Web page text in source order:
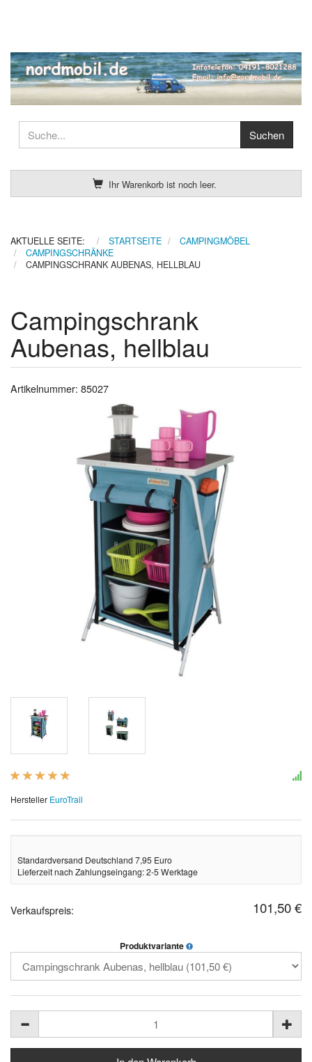
Ihr Warenkorb ist noch leer.
AKTUELLE SEITE: STARTSEITE
CAMPINGMÖBEL
CAMPINGSCHRÄNKE
CAMPINGSCHRANK AUBENAS, HELLBLAU
Campingschrank
Aubenas, hellblau
Artikelnummer: 85027
Hersteller EuroTrail
Standardversand Deutschland 7,95 Euro
Lieferzeit nach Zahlungseingang: 2-5 Werktage
Verkaufspreis: 101,50 €
Produktvariante